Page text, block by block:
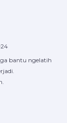
bantu ngelatih